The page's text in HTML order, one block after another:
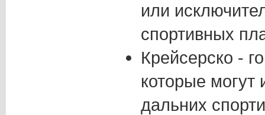
или
спортивных
Крейсерско -
которые могут
дальних